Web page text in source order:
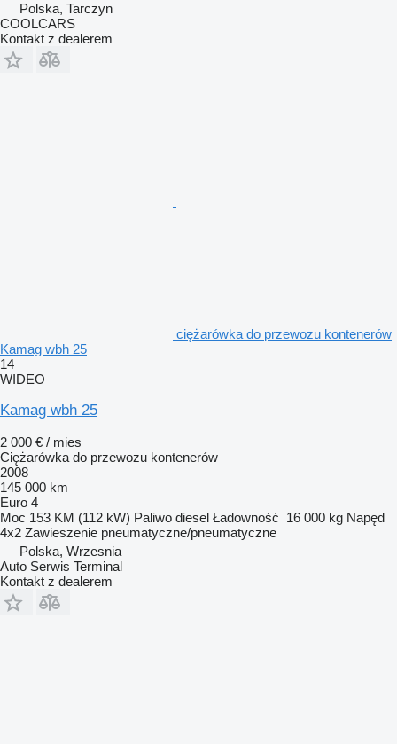
Polska, Tarczyn
COOLCARS
Kontakt z dealerem
ciężarówka do przewozu kontenerów
Kamag wbh 25
14
WIDEO
Kamag wbh 25
2 000 € / mies
Ciężarówka do przewozu kontenerów
2008
145 000 km
Euro 4
Moc 153 KM (112 kW) Paliwo diesel Ładowność 16 000 kg Napęd
4x2 Zawieszenie pneumatyczne/pneumatyczne
Polska, Wrzesnia
Auto Serwis Terminal
Kontakt z dealerem